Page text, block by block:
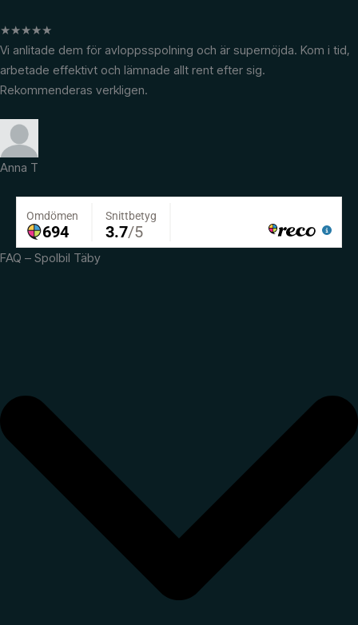
★★★★★
Vi anlitade dem för avloppsspolning och är supernöjda. Kom i tid,
arbetade effektivt och lämnade allt rent efter sig.
Rekommenderas verkligen.
Anna T
FAQ – Spolbil Täby